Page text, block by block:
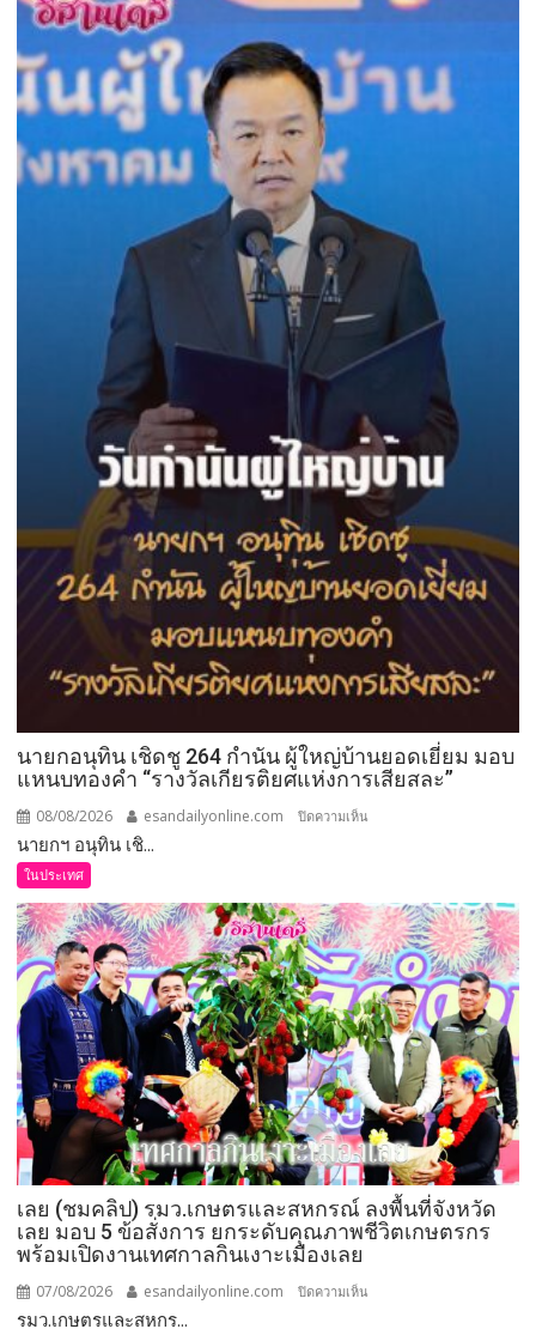
นายกอนุทิน เชิดชู 264 กำนัน ผู้ใหญ่บ้านยอดเยี่ยม มอบ
แหนบทองคำ “รางวัลเกียรติยศแห่งการเสียสละ”
08/08/2026 esandailyonline.com ปิดความเห็น
264
กำนัน
ผู้ใหญ่
บ้าน
ยอด
เยี่ยม
มอบ
แหนบ
ทองคำ
“รางวัล
เกียรติยศ
แห่ง
การ
นายกฯ อนุทิน เชิ...
ในประเทศ
เลย (ชมคลิป) รมว.เกษตรและสหกรณ์ ลงพื้นที่จังหวัด
เลย มอบ 5 ข้อสั่งการ ยกระดับคุณภาพชีวิตเกษตรกร
พร้อมเปิดงานเทศกาลกินเงาะเมืองเลย
07/08/2026 esandailyonline.com ปิดความเห็น
รมว.เกษตรและสหกร...